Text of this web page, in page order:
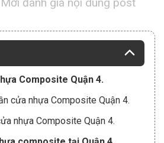
Composite Quận 4.
cửa nhựa Composite Quận 4.
nhựa Composite Quận 4.